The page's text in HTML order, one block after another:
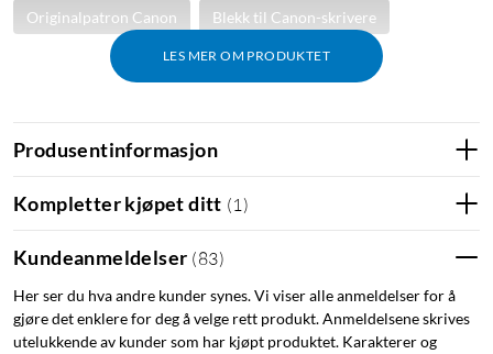
LES MER OM PRODUKTET
Originalpatron Canon Blekk til Canon-skrivere
Produsentinformasjon
Kompletter kjøpet ditt (1 )
Kundeanmeldelser (83)
Her ser du hva andre kunder synes. Vi viser alle anmeldelser for å
gjøre det enklere for deg å velge rett produkt. Anmeldelsene skrives
utelukkende av kunder som har kjøpt produktet. Karakterer og